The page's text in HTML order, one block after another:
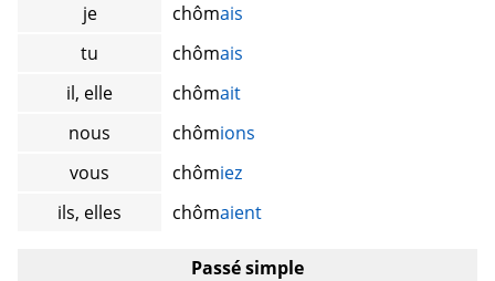
je
chômais
tu
chômais
il, elle
chômait
nous
chômions
vous
chômiez
ils, elles
chômaient
Passé simple